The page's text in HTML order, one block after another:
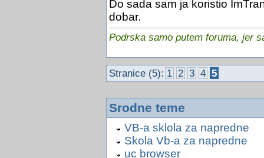
Do sada sam ja koristio
dobar.
Podrska samo putem foruma, jer
Stranice (5): 1 2 3 4 5
Srodne teme
VB-a sklola za napredne
Skola Vb-a za napredne
uc browser